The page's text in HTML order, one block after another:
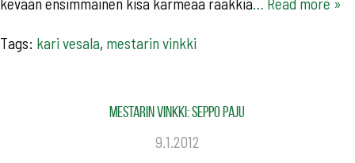
kevään ensimmäinen kisa karmeaa rääkkiä… Read more »
Tags: kari vesala, mestarin vinkki
Mestarin vinkki: Seppo Paju
9.1.2012